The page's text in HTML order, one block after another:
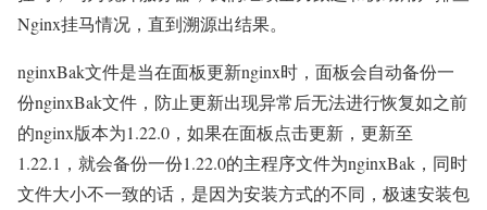
Nginx挂马情况，直到溯源出结果。
nginxBak文件是当在面板更新nginx时，面板会自动备份一
份nginxBak文件，防止更新出现异常后无法进行恢复如之前
的nginx版本为1.22.0，如果在面板点击更新，更新至
1.22.1，就会备份一份1.22.0的主程序文件为nginxBak，同时
文件大小不一致的话，是因为安装方式的不同，极速安装包